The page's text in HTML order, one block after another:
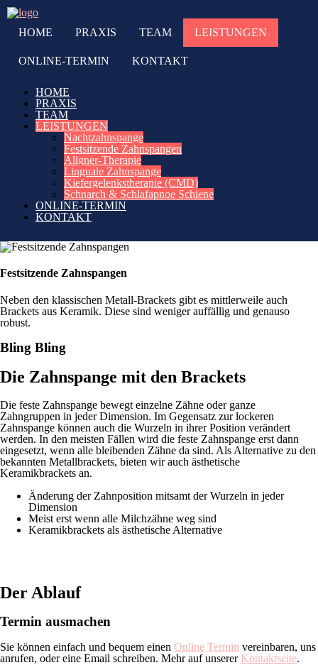
HOME PRAXIS TEAM LEISTUNGEN
ONLINE-TERMIN KONTAKT
HOME
PRAXIS
TEAM
LEISTUNGEN
Nachtzahnspange
Festsitzende Zahnspangen
Aligner-Therapie
Linguale Zahnspange
Kiefergelenkstherapie (CMD)
Schnarch & Schlafapnoe Schiene
ONLINE-TERMIN
KONTAKT
Festsitzende Zahnspangen
Neben den klassischen Metall-Brackets gibt es mittlerweile auch
Brackets aus Keramik. Diese sind weniger auffällig und genauso
robust.
Bling Bling
Die Zahnspange mit den Brackets
Die feste Zahnspange bewegt einzelne Zähne oder ganze
Zahngruppen in jeder Dimension. Im Gegensatz zur lockeren
Zahnspange können auch die Wurzeln in ihrer Position verändert
werden. In den meisten Fällen wird die feste Zahnspange erst dann
eingesetzt, wenn alle bleibenden Zähne da sind. Als Alternative zu den
bekannten Metallbrackets, bieten wir auch ästhetische
Keramikbrackets an.
Änderung der Zahnposition mitsamt der Wurzeln in jeder
Dimension
Meist erst wenn alle Milchzähne weg sind
Keramikbrackets als ästhetische Alternative
Der Ablauf
Termin ausmachen
Sie können einfach und bequem einen Online Termin vereinbaren, uns
anrufen, oder eine Email schreiben. Mehr auf unserer Kontaktseite.